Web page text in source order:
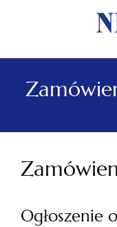
Ogłoszenie